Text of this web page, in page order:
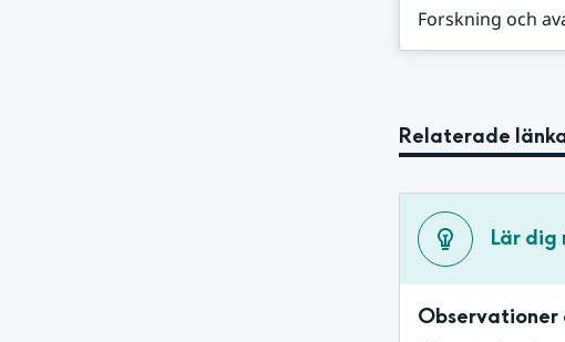
Forskning och
Relaterade
Lär dig